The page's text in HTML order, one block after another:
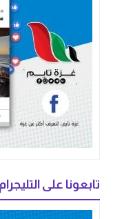
تابعونا على التليجرام